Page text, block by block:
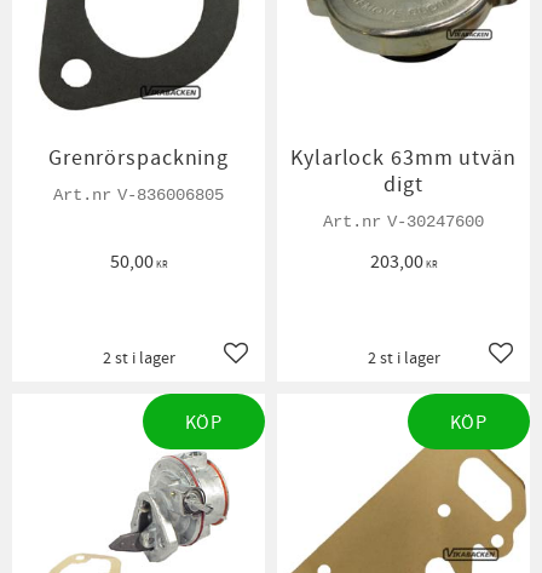
Grenrörspackning
V-836006805
50,00KR
Lägg till i favoriter
2 st i lager
Kylarlock 63mm utvän
digt
V-30247600
203,00KR
2 st i lager
KÖP KÖP